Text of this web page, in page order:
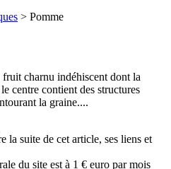
> Pomme
charnu indéhiscent dont la
centre contient des structures
la graine....
la suite de cet article, ses liens et
du site est à 1 € euro par mois